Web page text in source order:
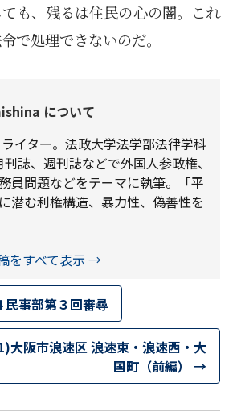
も、残るは住民の心の闇。これ
で処理できないのだ。
について
イター。法政大学法学部法律学科
誌、週刊誌などで外国人参政権、
員問題などをテーマに執筆。「平
潜む利権構造、暴力性、偽善性を
をすべて表示 →
民事部第３回審尋
大阪市浪速区 浪速東・浪速西・大
国町（前編） →